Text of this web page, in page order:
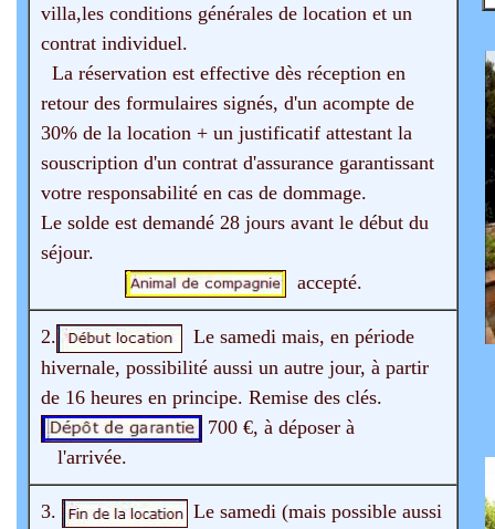
villa,les conditions générales de location et un
contrat individuel.
La réservation est effective dès réception en
retour des formulaires signés, d'un acompte de
30% de la location + un justificatif attestant la
souscription d'un contrat d'assurance garantissant
votre responsabilité en cas de dommage.
Le solde est demandé 28 jours avant le début du
séjour.
accepté.
2.
Le samedi mais, en période
hivernale, possibilité aussi un autre jour, à partir
de 16 heures en principe. Remise des clés.
700 €, à déposer à
l'arrivée.
3.
Le samedi (mais possible aussi